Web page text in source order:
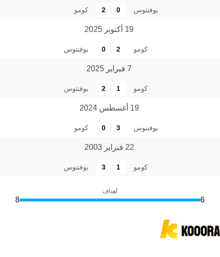
يوفنتوس 0
2 كومو
19 أكتوبر 2025
كومو 2
0 يوفنتوس
7 فبراير 2025
كومو 1
2 يوفنتوس
19 أغسطس 2024
يوفنتوس 3
0 كومو
22 فبراير 2003
كومو 1
3 يوفنتوس
أهداف
6
8